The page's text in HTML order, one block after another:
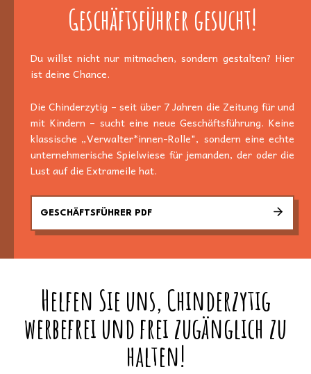
Geschäftsführer gesucht!
Du willst nicht nur mitmachen, sondern gestalten? Hier
ist deine Chance.
Die Chinderzytig – seit über 7 Jahren die Zeitung für und
mit Kindern – sucht eine neue Geschäftsführung. Keine
klassische „Verwalter*innen-Rolle", sondern eine echte
unternehmerische Spielwiese für jemanden, der oder die
Lust auf die Extrameile hat.
GESCHÄFTSFÜHRER PDF
Helfen Sie uns, Chinderzytig
werbefrei und frei zugänglich zu
halten!